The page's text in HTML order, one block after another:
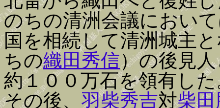
のちの清洲会議におい
国を相続して清洲城主
ちの織田秀信）の後見
約１００万石を領有し
その後、 羽柴秀吉対柴